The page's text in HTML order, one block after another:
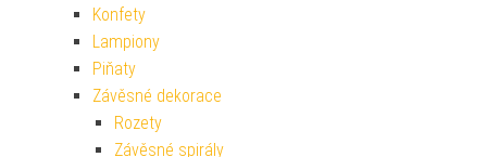
Konfety
Lampiony
Piňaty
Závěsné dekorace
Rozety
Závěsné spirály